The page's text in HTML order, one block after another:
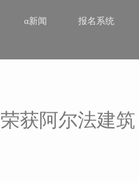
α新闻 报名系统
获阿尔法建筑